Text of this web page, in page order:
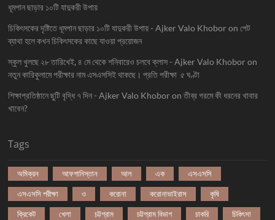
ধূমপান ছাড়ার ১০টি যাদুকরী উপায়
চিকিৎসকের দৃষ্টিতে ধূমপান ছাড়ার ১০টি যাদুকরী উপায় - Ajker Valo Khobor onপেট
ব্যাথা হলে কখন চিকিৎসকের কাছে যাওয়া প্রয়োজন
স্কুল খুলছে ২৮ তারিখেই, ৪ মে থেকে শনিবারেও চলবে ক্লাস - Ajker Valo Khobor on
নতুন কারিকুলামে পরীক্ষার নাম এসএসসিই থাকছে। প্রতি পরীক্ষা ৫ ঘণ্টা
শিক্ষাপ্রতিষ্ঠানে ছুটি বৃদ্ধি ৭ দিন - Ajker Valo Khobor onতীব্র গরমে কী ধরনের খাবার
খাবেন?
Tags
অমিক্রন আফগানিস্তান আল এক এসএসসি
এসএসসি পরীক্ষা ও করোনা করোনাভাইরাস কৃষি
ক্রিকেট খেলা চট্টগ্রাম চট্টগ্রাম বিভাগ চাকরি চিকিৎসা